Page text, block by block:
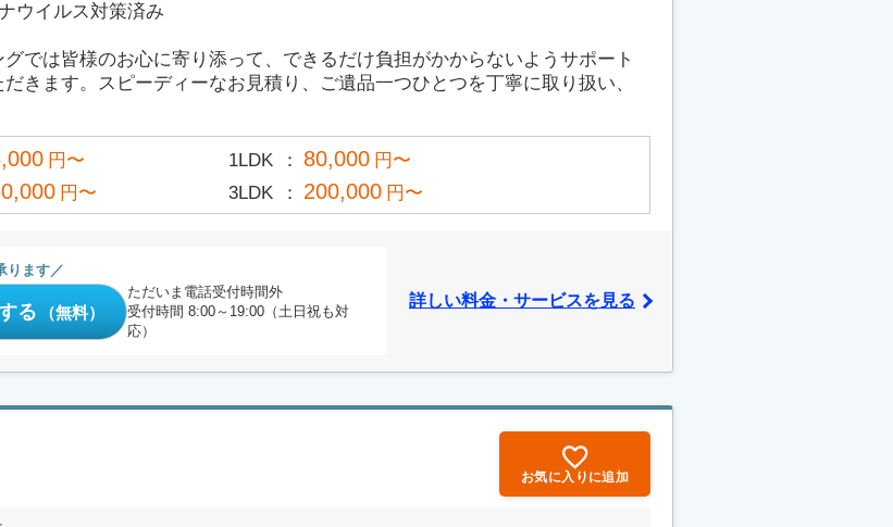
ウイルス対策済み
グでは皆様のお心に寄り添って、できるだけ負担がかからないようサポート
だきます。スピーディーなお見積り、ご遺品一つひとつを丁寧に取り扱い、
円〜 1LDK 80,000 円〜
円〜 3LDK 200,000 円〜
ります
る （無料）
ただいま電話受付時間外
受付時間 8:00～19:00（土日祝も対
応）
詳しい料金・サービスを見る
お気に入りに追加